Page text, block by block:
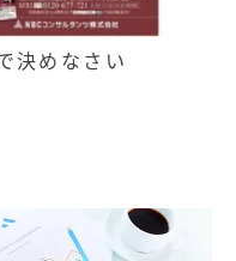
決めなさい